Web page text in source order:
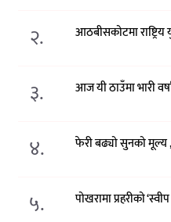
२. आठबीसकोटमा
३. आज यी ठाउँमा भारी
४. फेरी बढ्यो सुनको मूल्य
५. पोखरामा प्रहरीको